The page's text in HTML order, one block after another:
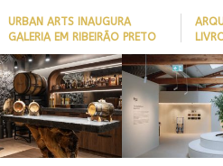
​URBAN ARTS INAUGURA
GALERIA EM RIBEIRÃO PRETO
EM
SEM
CASA
GANHA
COM
BEST IN SHOW
ABIMAD’42 DESTACA O
BRASILEIRO E
NO MERCADO